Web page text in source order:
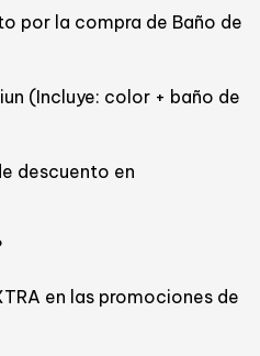
por la compra de Baño de
(Incluye: color + baño de
descuento en
en las promociones de